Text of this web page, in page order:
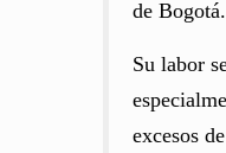
de
Su labor
excesos